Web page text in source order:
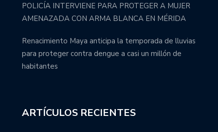
POLICÍA INTERVIENE PARA PROTEGER A MUJER
AMENAZADA CON ARMA BLANCA EN MÉRIDA
Renacimiento Maya anticipa la temporada de lluvias
para proteger contra dengue a casi un millón de
habitantes
ARTÍCULOS RECIENTES